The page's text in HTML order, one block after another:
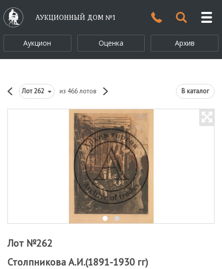
АУКЦИОННЫЙ ДОМ №1
Аукцион Оценка Архив
Лот262 из 466 лотов В каталог
Лот №262
Столпникова А.И.(1891-1930 гг)